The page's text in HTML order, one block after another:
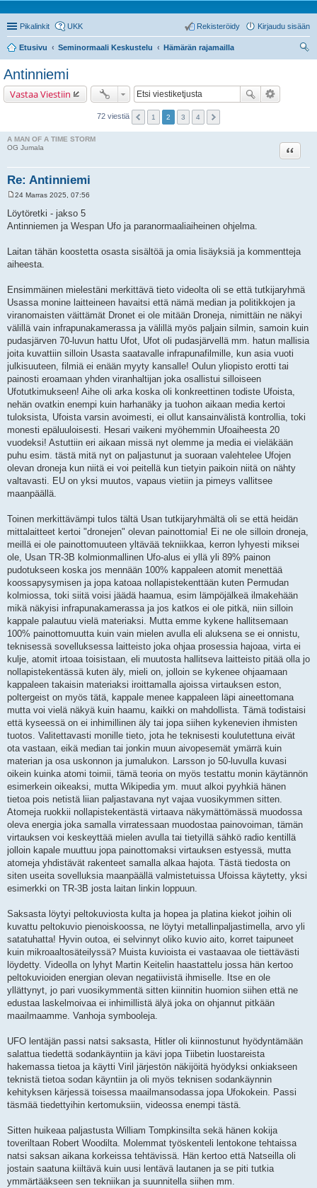
Pikalinkit UKK Kirjaudu sisään
Rekisteröidy
Etusivu Seminormaali Keskustelu
Hämärän rajamailla
Antinniemi
Vastaa Viestiin
72 viestiä 1 2 3 4
A MAN OF A TIME STORM
OG Jumala
Re: Antinniemi
Lainaa
i
e
s
24 Marras 2025, 07:56
Löytöretki - jakso 5
Antinniemen ja Wespan Ufo ja paranormaaliaiheinen ohjelma.
Laitan tähän koostetta osasta sisältöä ja omia lisäyksiä ja kommentteja
aiheesta.
Ensimmäinen mielestäni merkittävä tieto videolta oli se että tutkijaryhmä
Usassa monine laitteineen havaitsi että nämä median ja politikkojen ja
viranomaisten väittämät Dronet ei ole mitään Droneja, nimittäin ne näkyi
välillä vain infrapunakamerassa ja välillä myös paljain silmin, samoin kuin
pudasjärven 70-luvun hattu Ufot, Ufot oli pudasjärvellä mm. hatun mallisia
joita kuvattiin silloin Usasta saatavalle infrapunafilmille, kun asia vuoti
julkisuuteen, filmiä ei enään myyty kansalle! Oulun yliopisto erotti tai
painosti eroamaan yhden viranhaltijan joka osallistui silloiseen
Ufotutkimukseen! Aihe oli arka koska oli konkreettinen todiste Ufoista,
nehän ovatkin enempi kuin harhanäky ja tuohon aikaan media kertoi
tuloksista, Ufoista varsin avoimesti, ei ollut kansainvälistä kontrollia, toki
monesti epäluuloisesti. Hesari vaikeni myöhemmin Ufoaiheesta 20
vuodeksi! Astuttiin eri aikaan missä nyt olemme ja media ei vieläkään
puhu esim. tästä mitä nyt on paljastunut ja suoraan valehtelee Ufojen
olevan droneja kun niitä ei voi peitellä kun tietyin paikoin niitä on nähty
valtavasti. EU on yksi muutos, vapaus vietiin ja pimeys vallitsee
maanpäällä.
Toinen merkittävämpi tulos tältä Usan tutkijaryhmältä oli se että heidän
mittalaitteet kertoi "dronejen" olevan painottomia! Ei ne ole silloin droneja,
meillä ei ole painottomuuteen yltävää tekniikkaa, kerron lyhyesti miksei
ole, Usan TR-3B kolmionmallinen Ufo-alus ei yllä yli 89% painon
pudotukseen koska jos mennään 100% kappaleen atomit menettää
koossapysymisen ja jopa katoaa nollapistekenttään kuten Permudan
kolmiossa, toki siitä voisi jäädä haamua, esim lämpöjälkeä ilmakehään
mikä näkyisi infrapunakamerassa ja jos katkos ei ole pitkä, niin silloin
kappale palautuu vielä materiaksi. Mutta emme kykene hallitsemaan
100% painottomuutta kuin vain mielen avulla eli aluksena se ei onnistu,
teknisessä sovelluksessa laitteisto joka ohjaa prosessia hajoaa, virta ei
kulje, atomit irtoaa toisistaan, eli muutosta hallitseva laitteisto pitää olla jo
nollapistekentässä kuten äly, mieli on, jolloin se kykenee ohjaamaan
kappaleen takaisin materiaksi iroittamalla ajoissa virtauksen eston,
poltergeist on myös tätä, kappale menee kappaleen läpi aineettomana
mutta voi vielä näkyä kuin haamu, kaikki on mahdollista. Tämä todistaisi
että kyseessä on ei inhimillinen äly tai jopa siihen kykenevien ihmisten
tuotos. Valitettavasti monille tieto, jota he teknisesti koulutettuna eivät
ota vastaan, eikä median tai jonkin muun aivopesemät ymärrä kuin
materian ja osa uskonnon ja jumalukon. Larsson jo 50-luvulla kuvasi
oikein kuinka atomi toimii, tämä teoria on myös testattu monin käytännön
esimerkein oikeaksi, mutta Wikipedia ym. muut alkoi pyyhkiä hänen
tietoa pois netistä liian paljastavana nyt vajaa vuosikymmen sitten.
Atomeja ruokkii nollapistekentästä virtaava näkymättömässä muodossa
oleva energia joka samalla virratessaan muodostaa painovoiman, tämän
virtauksen voi keskeyttää mielen avulla tai tietyillä sähkö radio kentillä
jolloin kapale muuttuu jopa painottomaksi virtauksen estyessä, mutta
atomeja yhdistävät rakenteet samalla alkaa hajota. Tästä tiedosta on
siten useita sovelluksia maanpäällä valmistetuissa Ufoissa käytetty, yksi
esimerkki on TR-3B josta laitan linkin loppuun.
Saksasta löytyi peltokuviosta kulta ja hopea ja platina kiekot joihin oli
kuvattu peltokuvio pienoiskoossa, ne löytyi metallinpaljastimella, arvo yli
satatuhatta! Hyvin outoa, ei selvinnyt oliko kuvio aito, korret taipuneet
kuin mikroaaltosäteilyssä? Muista kuvioista ei vastaavaa ole tiettävästi
löydetty. Videolla on lyhyt Martin Keitelin haastattelu jossa hän kertoo
peltokuvioiden energian olevan negatiivistä ihmiselle. Itse en ole
yllättynyt, jo pari vuosikymmentä sitten kiinnitin huomion siihen että ne
edustaa laskelmoivaa ei inhimillistä älyä joka on ohjannut pitkään
maailmaamme. Vanhoja symbooleja.
UFO lentäjän passi natsi saksasta, Hitler oli kiinnostunut hyödyntämään
salattua tiedettä sodankäyntiin ja kävi jopa Tiibetin luostareista
hakemassa tietoa ja käytti Viril järjestön näkijöitä hyödyksi onkiakseen
teknistä tietoa sodan käyntiin ja oli myös teknisen sodankäynnin
kehityksen kärjessä toisessa maailmansodassa jopa Ufokokein. Passi
täsmää tiedettyihin kertomuksiin, videossa enempi tästä.
Sitten huikeaa paljastusta William Tompkinsilta sekä hänen kokija
toveriltaan Robert Woodilta. Molemmat työskenteli lentokone tehtaissa
natsi saksan aikana korkeissa tehtävissä. Hän kertoo että Natseilla oli
jostain saatuna kiiltävä kuin uusi lentävä lautanen ja se piti tutkia
ymmärtääkseen sen tekniikan ja suunnitella siihen mm.